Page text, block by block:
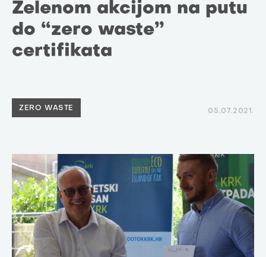
Zelenom akcijom na putu
do “zero waste”
certifikata
ZERO WASTE 05.07.2021.